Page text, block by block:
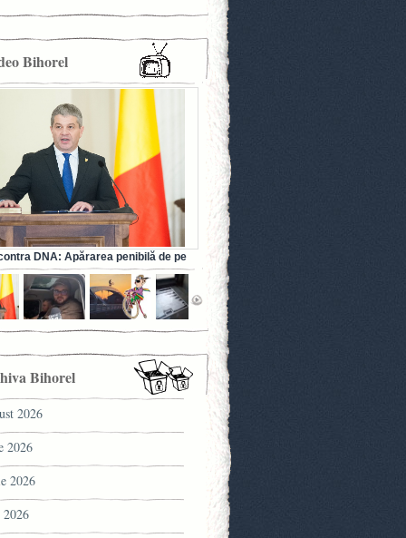
Bihorel
DNA: Apărarea penibilă de pe
fostului ministru al Sănătății (VIDEO)
Bihorel
2026
2026
2026